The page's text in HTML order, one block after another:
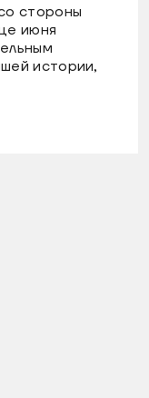
стороны
июня
истории,